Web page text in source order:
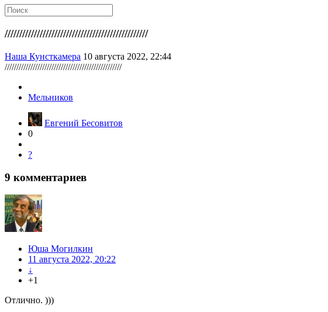
/////////////////////////////////////////////////
Наша Кунсткамера 10 августа 2022, 22:44
//////////////////////////////////////////////////
Мельников
Евгений Бесовитов
0
?
9 комментариев
Юша Могилкин
11 августа 2022, 20:22
↓
+1
Отлично. )))